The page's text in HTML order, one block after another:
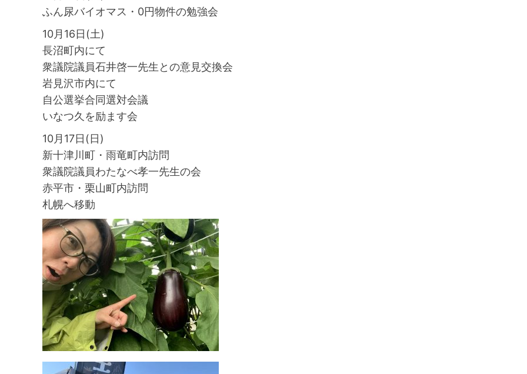
ふん尿バイオマス・0円物件の勉強会
10月16日(土)
長沼町内にて
衆議院議員石井啓一先生との意見交換会
岩見沢市内にて
自公選挙合同選対会議
いなつ久を励ます会
10月17日(日)
新十津川町・雨竜町内訪問
衆議院議員わたなべ孝一先生の会
赤平市・栗山町内訪問
札幌へ移動